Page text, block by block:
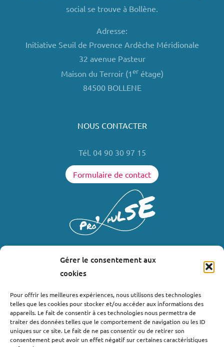
Gérer le consentement aux
cookies
Pour offrir les meilleures expériences, nous utilisons des technologies
telles que les cookies pour stocker et/ou accéder aux informations des
appareils. Le fait de consentir à ces technologies nous permettra de
traiter des données telles que le comportement de navigation ou les ID
uniques sur ce site. Le fait de ne pas consentir ou de retirer son
consentement peut avoir un effet négatif sur certaines caractéristiques
social se trouve à Bollène.
Adresse:
Initiative Seuil de Provence Ardèche Méridionale
32 avenue Pasteur
Maison du Terroir (1erétage)
84500 BOLLENE
NOUS CONTACTER
Tél. 04 90 30 97 15
Formulaire de contact
Où nous trouver ?
Bollène
Nyons
Valréas